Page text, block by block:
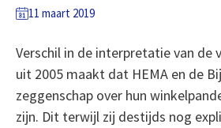
11 maart 2019
Verschil in de interpretatie van de
uit 2005 maakt dat HEMA en de
zeggenschap over hun
zijn. Dit terwijl zij destijds nog